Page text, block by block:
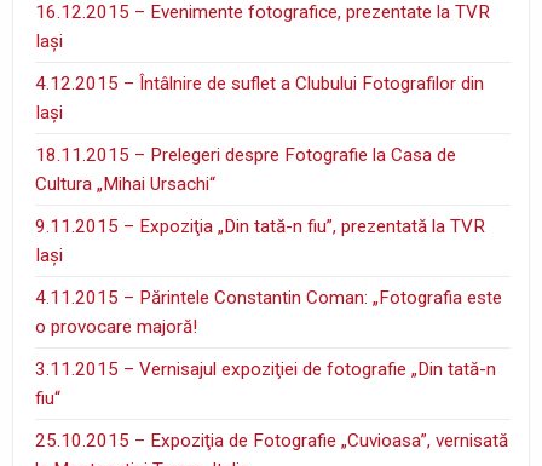
16.12.2015 – Evenimente fotografice, prezentate la TVR
Iaşi
4.12.2015 – Întâlnire de suflet a Clubului Fotografilor din
Iaşi
18.11.2015 – Prelegeri despre Fotografie la Casa de
Cultura „Mihai Ursachi“
9.11.2015 – Expoziţia „Din tată-n fiu”, prezentată la TVR
Iaşi
4.11.2015 – Părintele Constantin Coman: „Fotografia este
o provocare majoră!
3.11.2015 – Vernisajul expoziţiei de fotografie „Din tată-n
fiu“
25.10.2015 – Expoziţia de Fotografie „Cuvioasa”, vernisată